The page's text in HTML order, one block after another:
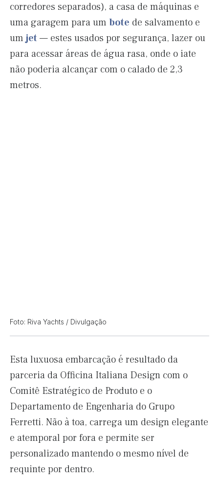
corredores separados), a casa de máquinas e
uma garagem para um bote de salvamento e
umjet— estes usados por segurança, lazer ou
para acessar áreas de água rasa, onde o iate
não poderia alcançar com o calado de 2,3
metros.
Foto: Riva Yachts / Divulgação
Esta luxuosa embarcação é resultado da
parceria da Officina Italiana Design com o
Comitê Estratégico de Produto e o
Departamento de Engenharia do Grupo
Ferretti. Não à toa, carrega um design elegante
e atemporal por fora e permite ser
personalizado mantendo o mesmo nível de
requinte por dentro.